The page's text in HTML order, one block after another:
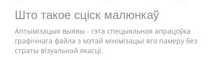
Што такое сціск малюнкаў
Аптымізацыя выявы - гэта спецыяльная апрацоўка
графічнага файла з мэтай мінімізацыі яго памеру без
страты візуальнай якасці.